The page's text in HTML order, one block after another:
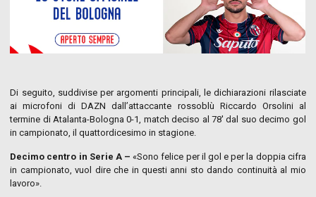
Di seguito, suddivise per argomenti principali, le dichiarazioni rilasciate
ai microfoni di DAZN dall’attaccante rossoblù Riccardo Orsolini al
termine di Atalanta-Bologna 0-1, match deciso al 78′ dal suo decimo gol
in campionato, il quattordicesimo in stagione.
Decimo centro in Serie A – «Sono felice per il gol e per la doppia cifra
in campionato, vuol dire che in questi anni sto dando continuità al mio
lavoro».